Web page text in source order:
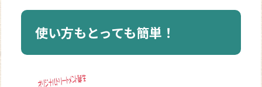
使い方もとっても簡単！